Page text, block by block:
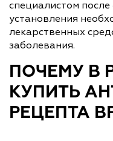
специалистом
установления
лекарственных
заболевания.
ПОЧЕМУ В
КУПИТЬ
РЕЦЕПТА